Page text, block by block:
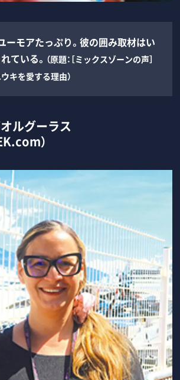
ーモアたっぷり。彼の囲み取材はい
ている。 （原題：［ミックスゾーンの声］
キを愛する理由）
ルグーラス
）